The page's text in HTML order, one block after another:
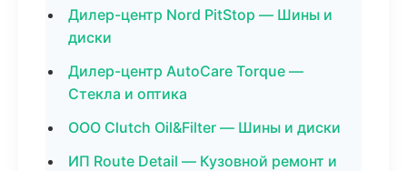
Дилер-центр Nord PitStop — Шины и
диски
Дилер-центр AutoCare Torque —
Стекла и оптика
ООО Clutch Oil&Filter — Шины и диски
ИП Route Detail — Кузовной ремонт и